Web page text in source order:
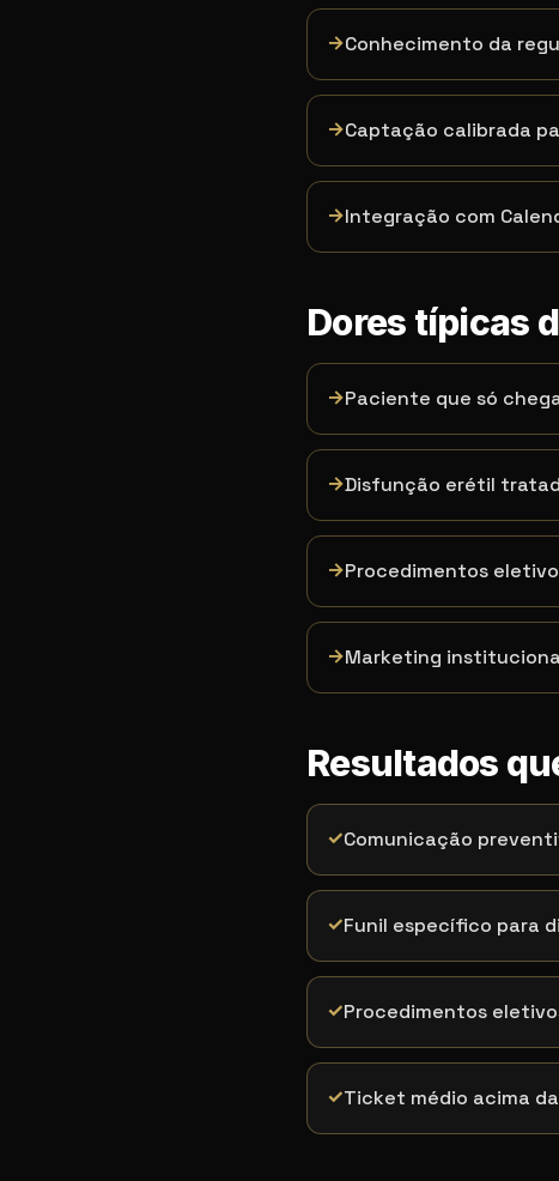
→Conhecimento da
→Captação calibrada
→Integração com
Dores típicas
→Paciente que só
→Disfunção erétil
→Procedimentos
→Marketing
Resultados
✓Comunicação
✓Funil específico para
✓Procedimentos
✓Ticket médio acima